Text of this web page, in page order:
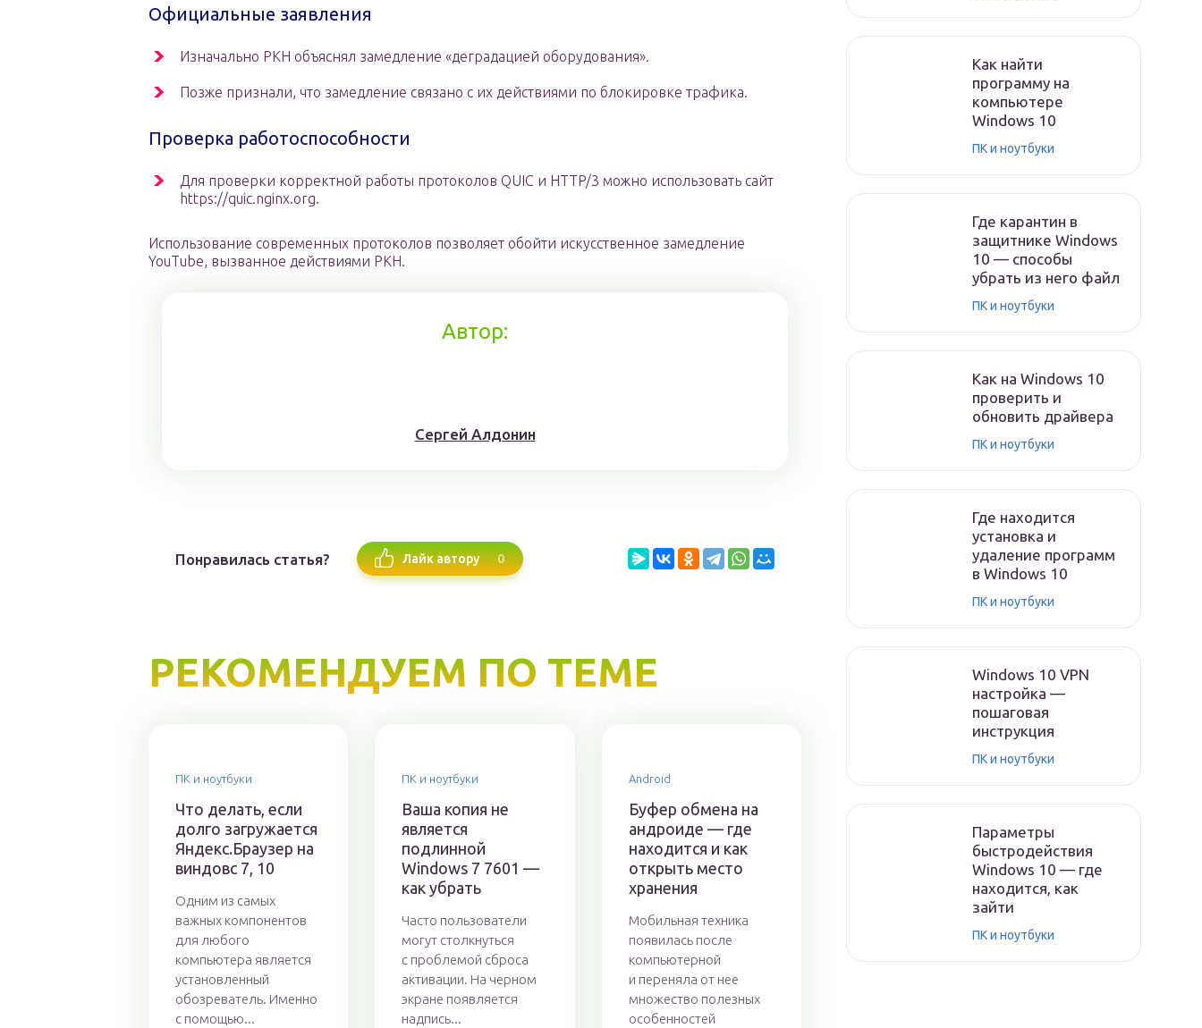
Официальные заявления
Изначально РКН объяснял замедление «деградацией оборудования».
Позже признали, что замедление связано с их действиями по блокировке трафика.
Проверка работоспособности
Для проверки корректной работы протоколов QUIC и HTTP/3 можно использовать сайт
https://quic.nginx.org.
Использование современных протоколов позволяет обойти искусственное замедление
YouTube, вызванное действиями РКН.
Автор:
Сергей Алдонин
Понравилась статья? Лайк автору 0
РЕКОМЕНДУЕМ ПО ТЕМЕ
ПК и ноутбуки
Что делать, если
долго загружается
Яндекс.Браузер на
виндовс 7, 10
Одним из самых
важных компонентов
для любого
компьютера является
установленный
обозреватель. Именно
с помощью...
ПК и ноутбуки
Ваша копия не
является
подлинной
Windows 7 7601 —
как убрать
Часто пользователи
могут столкнуться
с проблемой сброса
активации. На черном
экране появляется
надпись...
Android
Буфер обмена на
андроиде — где
находится и как
открыть место
хранения
Мобильная техника
появилась после
компьютерной
и переняла от нее
множество полезных
особенностей
Как найти
программу на
компьютере
Windows 10
ПК и ноутбуки
Где карантин в
защитнике Windows
10 — способы
убрать из него файл
ПК и ноутбуки
Как на Windows 10
проверить и
обновить драйвера
ПК и ноутбуки
Где находится
установка и
удаление программ
в Windows 10
ПК и ноутбуки
Windows 10 VPN
настройка —
пошаговая
инструкция
ПК и ноутбуки
Параметры
быстродействия
Windows 10 — где
находится, как
зайти
ПК и ноутбуки